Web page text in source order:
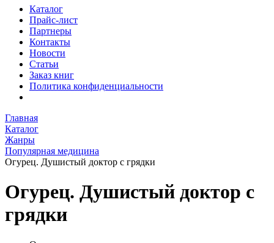
Каталог
Прайс-лист
Партнеры
Контакты
Новости
Статьи
Заказ книг
Политика конфиденциальности
Главная
Каталог
Жанры
Популярная медицина
Огурец. Душистый доктор с грядки
Огурец. Душистый доктор с
грядки